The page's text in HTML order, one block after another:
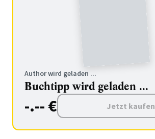
Author wird geladen ...
Buchtipp wird geladen ...
-.-- € Jetzt kaufen